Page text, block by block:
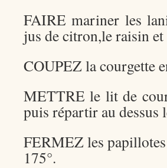
FAIRE mariner les
jus de citron,le raisin
COUPEZ la courgette
METTRE le lit de
puis répartir au dessus
FERMEZ les
175°.